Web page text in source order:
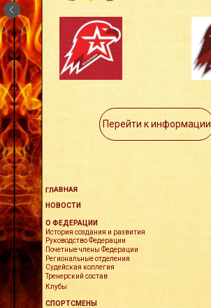
Перейти к информации
ГЛАВНАЯ
История создания и развития
НОВОСТИ
О ФЕДЕРАЦИИ
СПОРТСМЕНЫ
Судейская коллегия
Почетные члены Федерации
Руководство Федерации
Тренерский состав
Клубы
Региональные отделения